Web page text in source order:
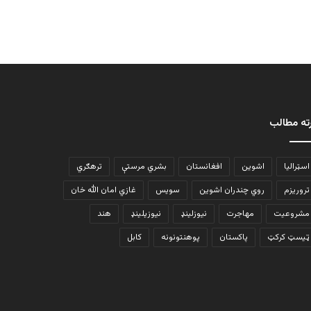
مطالب
اسټرالیا اشوین افغانستان بشري مرستې
ترهګري
تروریزم
روي چندران اشوین سویس
غازي امان الله خان
مشروعیت
مهاجرت نیوزلینډ نیوزیلینډ
هند
ټیسټ کرکټ
پاکستان پوهنتونونه کابل